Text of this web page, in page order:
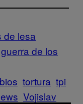
de lesa
guerra de los
tortura tpi
Vojislav